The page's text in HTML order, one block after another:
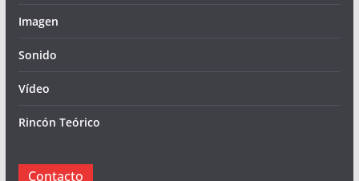
Imagen
Sonido
Vídeo
Rincón Teórico
Contacto